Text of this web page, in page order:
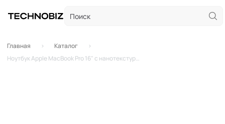
Главная
Каталог
Ноутбук Apple MacBook Pro 16" с нанотекстурой (M4 Max 16-Core, GPU 40-Core, 64GB, 2TB) Silver (кастомный)